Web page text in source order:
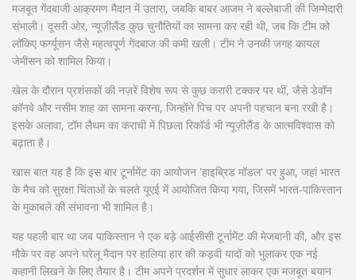
मजबूत गेंदबाजी आक्रमण मैदान में उतारा, जबकि बाबर आजम ने बल्लेबाजी की जिम्मेदारी
संभाली। दूसरी ओर, न्यूज़ीलैंड कुछ चुनौतियों का सामना कर रही थी, जब कि टीम को
लॉकिए फर्ग्यूसन जैसे महत्वपूर्ण गेंदबाज की कमी खली। टीम ने उनकी जगह कायल
जेमीसन को शामिल किया।
खेल के दौरान प्रशंसकों की नज़रें विशेष रूप से कुछ करारी टक्कर पर थीं, जैसे डेवॉन
कॉनवे और नसीम शाह का सामना करना, जिन्होंने पिच पर अपनी पहचान बना रखी है।
इसके अलावा, टॉम लैथम का कराची में पिछला रिकॉर्ड भी न्यूज़ीलैंड के आत्मविश्वास को
बढ़ाता है।
खास बात यह है कि इस बार टूर्नामेंट का आयोजन 'हाइब्रिड मॉडल' पर हुआ, जहां भारत
के मैच को सुरक्षा चिंताओं के चलते यूएई में आयोजित किया गया, जिसमें भारत-पाकिस्तान
के मुकाबले की संभावना भी शामिल है।
यह पहली बार था जब पाकिस्तान ने एक बड़े आईसीसी टूर्नामेंट की मेजबानी की, और इस
मौके पर वह अपने घरेलू मैदान पर हालिया हार की कड़वी यादों को भुलाकर एक नई
कहानी लिखने के लिए तैयार है। टीम अपने प्रदर्शन में सुधार लाकर एक मजबूत बयान